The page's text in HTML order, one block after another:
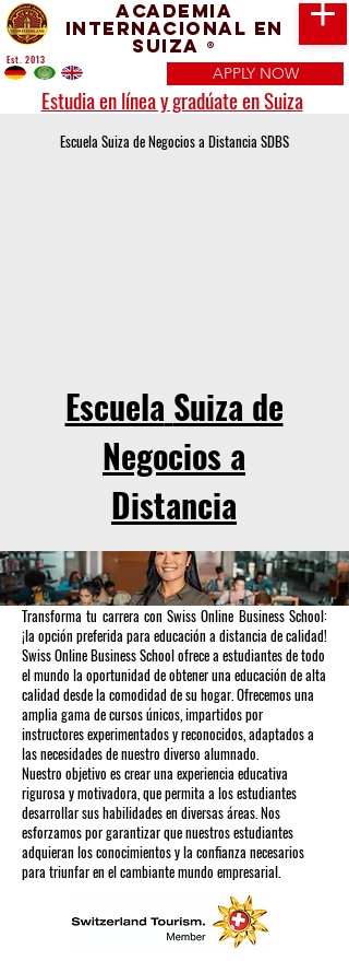
Academia
Internacional en
Suiza ®
APPLY NOW
Estudia en línea y gradúate en Suiza
Est. 2013
Escuela Suiza de Negocios a Distancia SDBS
Escuela Suiza de
Negocios a
Distancia
Transforma tu carrera con Swiss Online Business School:
¡la opción preferida para educación a distancia de calidad!
Swiss Online Business School ofrece a estudiantes de todo
el mundo la oportunidad de obtener una educación de alta
calidad desde la comodidad de su hogar. Ofrecemos una
amplia gama de cursos únicos, impartidos por
instructores experimentados y reconocidos, adaptados a
las necesidades de nuestro diverso alumnado.
Nuestro objetivo es crear una experiencia educativa
rigurosa y motivadora, que permita a los estudiantes
desarrollar sus habilidades en diversas áreas. Nos
esforzamos por garantizar que nuestros estudiantes
adquieran los conocimientos y la confianza necesarios
para triunfar en el cambiante mundo empresarial.